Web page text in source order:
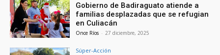
Gobierno de Badiraguato atiende a
familias desplazadas que se refugian
en Culiacán
Once Ríos - 27 diciembre, 2025
Súper-Acción